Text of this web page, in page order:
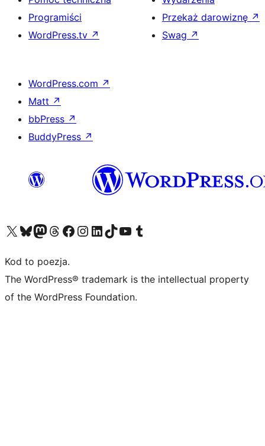
Programiści
WordPress.tv ↗
Przekaż darowiznę ↗
Swag ↗
WordPress.com ↗
Matt ↗
bbPress ↗
BuddyPress ↗
Odwiedź nasze konto X (dawniej Twitter)
Odwiedź nasze konto Bluesky
Odwiedź nasze konto na Mastodoncie
Odwiedź naszego Threadsa
Odwiedź naszego Facebooka
Odwiedź nasze konto na Instagramie
Odwiedź nasze konto na LinkedIn
Odwiedź naszego TikToka
Odwiedź nasz kanał YouTube
Odwiedź naszego Tumblra
Kod to poezja.
The WordPress® trademark is the intellectual property
of the WordPress Foundation.